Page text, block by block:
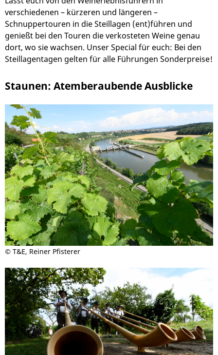
verschiedenen – kürzeren und längeren –
Schnuppertouren in die Steillagen (ent)führen und
genießt bei den Touren die verkosteten Weine genau
dort, wo sie wachsen. Unser Special für euch: Bei den
Steillagentagen gelten für alle Führungen Sonderpreise!
Staunen: Atemberaubende Ausblicke
© T&E, Reiner Pfisterer